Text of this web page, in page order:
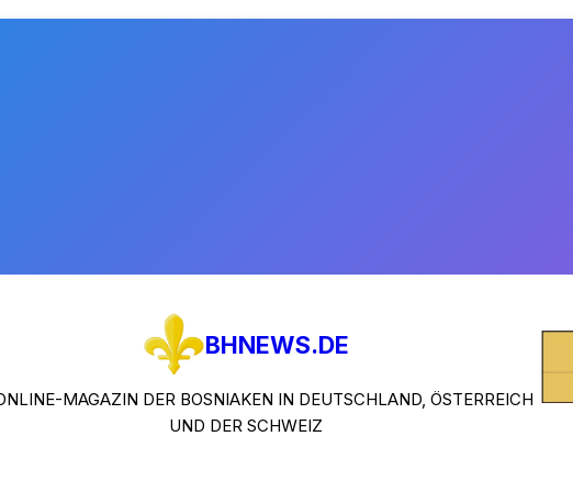
BHNEWS.DE
MAGAZIN DER BOSNIAKEN IN DEUTSCHLAND, ÖSTERREICH
UND DER SCHWEIZ